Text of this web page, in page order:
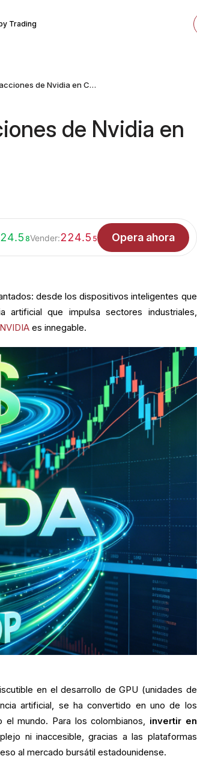
Trading
¿Cómo invertir en acciones de Nvidia en Colombia?
de Nvidia en
8Vender:224.5 5 Opera ahora
desde los dispositivos inteligentes que
que impulsa sectores industriales,
NVIDIA es innegable.
en el desarrollo de GPU (unidades de
artificial, se ha convertido en uno de los
mundo. Para los colombianos, invertir en
ni inaccesible, gracias a las plataformas
al mercado bursátil estadounidense.